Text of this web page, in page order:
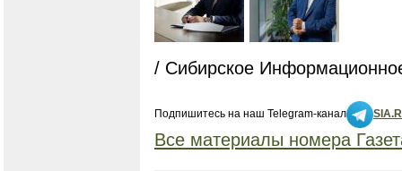
/ Сибирское
Подпишитесь на наш Telegram-канал
Все материалы номера